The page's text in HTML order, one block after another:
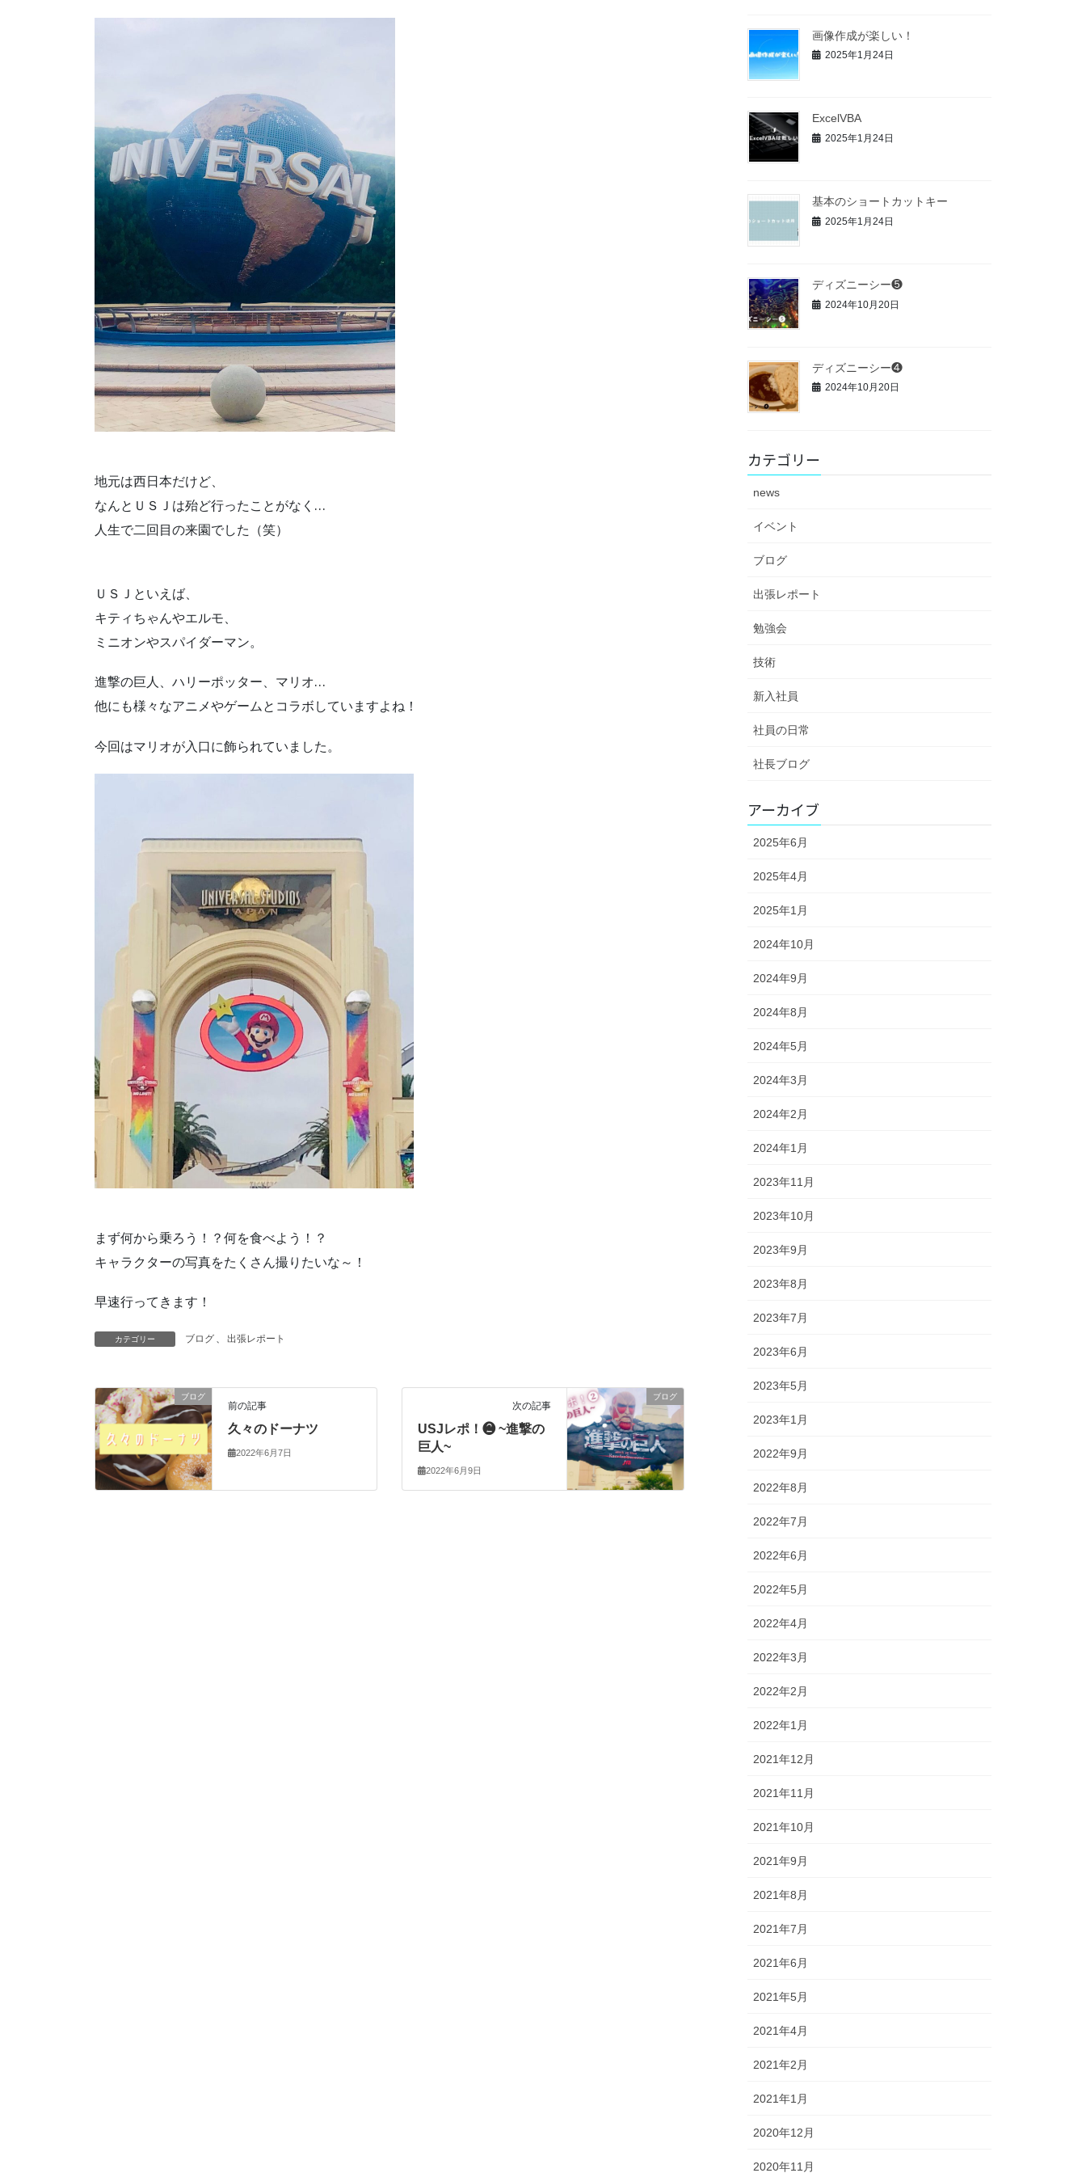
地元は西日本だけど、
なんとＵＳＪは殆ど行ったことがなく…
人生で二回目の来園でした（笑）
ＵＳＪといえば、
キティちゃんやエルモ、
ミニオンやスパイダーマン。
進撃の巨人、ハリーポッター、マリオ…
他にも様々なアニメやゲームとコラボしていますよね！
今回はマリオが入口に飾られていました。
まず何から乗ろう！？何を食べよう！？
キャラクターの写真をたくさん撮りたいな～！
早速行ってきます！
カテゴリー ブログ 、 出張レポート
ブログ
前の記事
久々のドーナツ
2022年6月7日
ブログ
次の記事
USJレポ！❷ ~進撃の
巨人~
2022年6月9日
画像作成が楽しい！
2025年1月24日
ExcelVBA
2025年1月24日
基本のショートカットキー
2025年1月24日
ディズニーシー❺
2024年10月20日
ディズニーシー❹
2024年10月20日
カテゴリー
news
イベント
ブログ
出張レポート
勉強会
技術
新入社員
社員の日常
社長ブログ
アーカイブ
2025年6月
2025年4月
2025年1月
2024年10月
2024年9月
2024年8月
2024年5月
2024年3月
2024年2月
2024年1月
2023年11月
2023年10月
2023年9月
2023年8月
2023年7月
2023年6月
2023年5月
2023年1月
2022年9月
2022年8月
2022年7月
2022年6月
2022年5月
2022年4月
2022年3月
2022年2月
2022年1月
2021年12月
2021年11月
2021年10月
2021年9月
2021年8月
2021年7月
2021年6月
2021年5月
2021年4月
2021年2月
2021年1月
2020年12月
2020年11月